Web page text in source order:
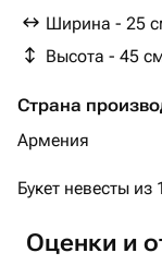
Ширина - 25
Высота - 45
Страна
Армения
Букет невесты
Оценки и